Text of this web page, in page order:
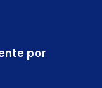
por